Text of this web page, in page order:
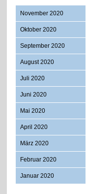
November 2020
Oktober 2020
September 2020
August 2020
Juli 2020
Juni 2020
Mai 2020
April 2020
März 2020
Februar 2020
Januar 2020